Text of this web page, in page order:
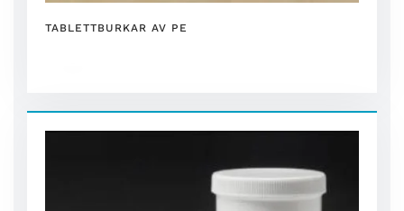
TABLETTBURKAR AV PE